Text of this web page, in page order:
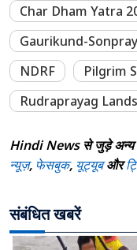
Char Dham Yatra
Gaurikund-
NDRF
Pilgrim
Rudraprayag
Hindi News से जुड़े अन्य
न्यूज़, फेसबुक, यूट्यूबऔर
संबंधित खबरें